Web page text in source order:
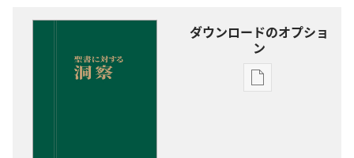
ダウンロードのオプショ
ン
出